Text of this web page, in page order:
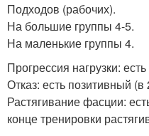
Подходов (рабочих).
На большие группы 4-5.
На маленькие группы 4.
Прогрессия нагрузки:
Отказ: есть позитивный
Растягивание фасции:
конце тренировки